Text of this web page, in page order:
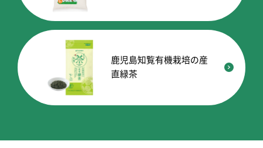
鹿児島知覧有機栽培の産
直緑茶